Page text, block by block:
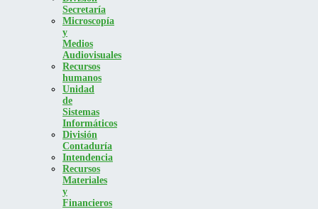
Secretaría
Microscopía
y
Medios
Audiovisuales
Recursos
humanos
Unidad
de
Sistemas
Informáticos
División
Contaduría
Intendencia
Recursos
Materiales
y
Financieros